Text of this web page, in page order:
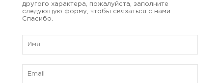
другого характера, пожалуйста, заполните
следующую форму, чтобы связаться с нами.
Спасибо.